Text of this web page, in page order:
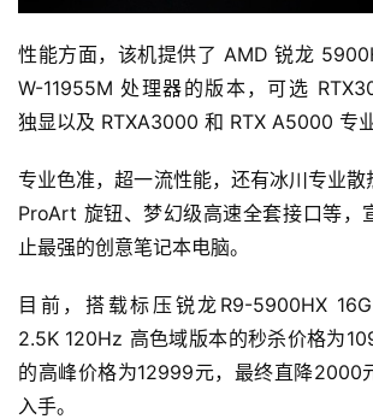
性能方面，该机提供了 AMD 锐龙
W-11955M 处理器的版本，可选
独显以及 RTXA3000 和 RTX A5000 专业
专业色准，超一流性能，还有冰川专业散
ProArt 旋钮、梦幻级高速全套接口等，
止最强的创意笔记本电脑。
目前，搭载标压锐龙R9-5900HX
2.5K 120Hz 高色域版本的秒杀价格为
的高峰价格为12999元，最终直降2000
入手。